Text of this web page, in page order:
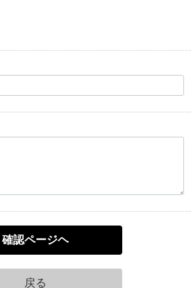
確認ページヘ
戻る